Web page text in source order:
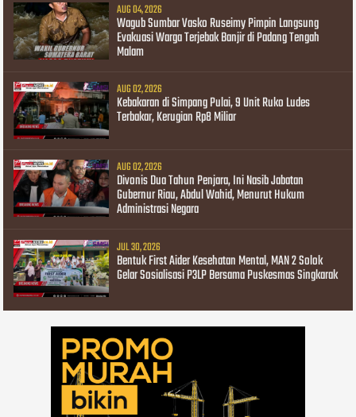
AUG 04, 2026
Wagub Sumbar Vasko Ruseimy Pimpin Langsung
Evakuasi Warga Terjebak Banjir di Padang Tengah
Malam
AUG 02, 2026
Kebakaran di Simpang Pulai, 9 Unit Ruko Ludes
Terbakar, Kerugian Rp8 Miliar
AUG 02, 2026
Divonis Dua Tahun Penjara, Ini Nasib Jabatan
Gubernur Riau, Abdul Wahid, Menurut Hukum
Administrasi Negara
JUL 30, 2026
Bentuk First Aider Kesehatan Mental, MAN 2 Solok
Gelar Sosialisasi P3LP Bersama Puskesmas Singkarak